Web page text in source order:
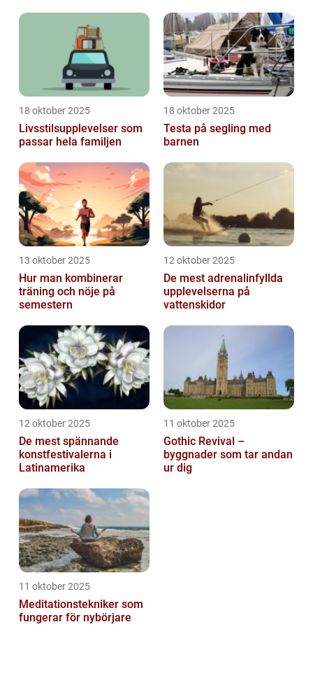
18 oktober 2025
Livsstilsupplevelser som
passar hela familjen
18 oktober 2025
Testa på segling med
barnen
13 oktober 2025
Hur man kombinerar
träning och nöje på
semestern
12 oktober 2025
De mest adrenalinfyllda
upplevelserna på
vattenskidor
12 oktober 2025
De mest spännande
konstfestivalerna i
Latinamerika
11 oktober 2025
Gothic Revival –
byggnader som tar andan
ur dig
11 oktober 2025
Meditationstekniker som
fungerar för nybörjare